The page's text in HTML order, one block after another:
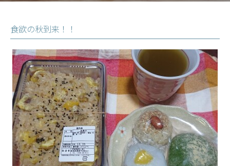
食欲の秋到来！！